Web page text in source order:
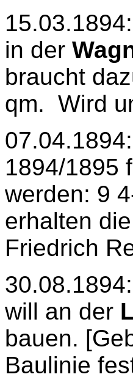
in der
braucht
qm. Wird
1894/1895
werden: 9
erhalten
Friedrich
will an der
bauen.
Baulinie